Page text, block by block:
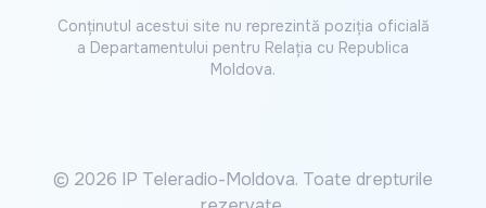
Conținutul acestui site nu reprezintă poziția oficială
a Departamentului pentru Relația cu Republica
Moldova.
© 2026 IP Teleradio-Moldova. Toate drepturile